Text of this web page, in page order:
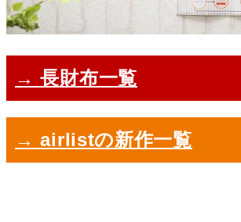
→ 長財布一覧
→ airlistの新作一覧